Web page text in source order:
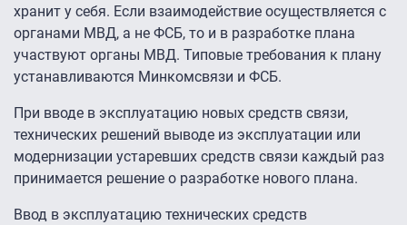
хранит у себя. Если взаимодействие осуществляется с
органами МВД, а не ФСБ, то и в разработке плана
участвуют органы МВД. Типовые требования к плану
устанавливаются Минкомсвязи и ФСБ.
При вводе в эксплуатацию новых средств связи,
технических решений выводе из эксплуатации или
модернизации устаревших средств связи каждый раз
принимается решение о разработке нового плана.
Ввод в эксплуатацию технических средств